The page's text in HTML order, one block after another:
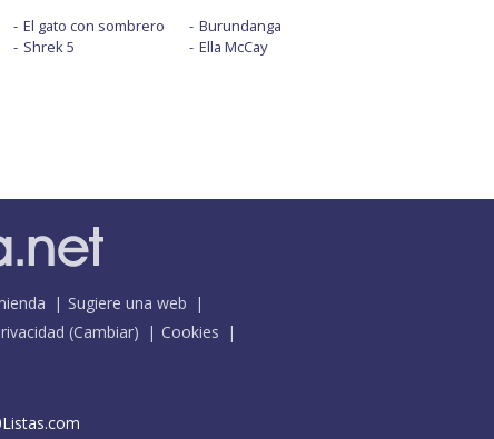
El gato con sombrero
Shrek 5
Burundanga
Ella McCay
Sugiere una web
(Cambiar)
Cookies